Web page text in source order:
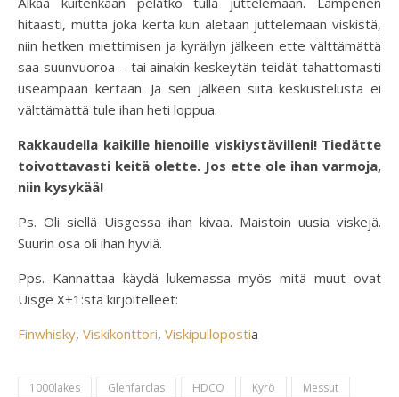
hitaasti, mutta joka kerta kun aletaan juttelemaan viskistä,
niin hetken miettimisen ja kyräilyn jälkeen ette välttämättä
saa suunvuoroa – tai ainakin keskeytän teidät tahattomasti
useampaan kertaan. Ja sen jälkeen siitä keskustelusta ei
välttämättä tule ihan heti loppua.
Rakkaudella kaikille hienoille viskiystävilleni! Tiedätte
toivottavasti keitä olette. Jos ette ole ihan varmoja,
niin kysykää!
Ps. Oli siellä Uisgessa ihan kivaa. Maistoin uusia viskejä.
Suurin osa oli ihan hyviä.
Pps. Kannattaa käydä lukemassa myös mitä muut ovat
Uisge X+1:stä kirjoitelleet:
Finwhisky, Viskikonttori, Viskipullopostia
1000lakes Glenfarclas HDCO Kyrö
Messut